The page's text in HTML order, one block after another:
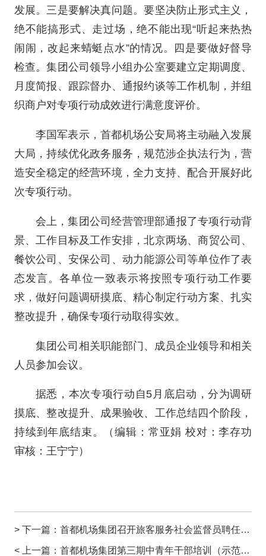
发展。三是要解决真问题。要坚决防止形式主义，
绝不能搞形式、走过场，绝不能出现“听起来热热
闹闹，改起来蜻蜓点水”的情况。四是要做好督导
检查。集团公司领导小组办公室要建立定期调度、
月度简报、跟踪督办、通报约谈等工作机制，并组
织商户对专项行动成效进行满意度评价。
李国军表示，首都机场公安局将主动融入发展
大局，持续优化政务服务，规范涉企执法行为，营
造安全稳定的经营环境，全力支持、配合开展好此
次专项行动。
会上，集团公司经营管理部通报了专项行动背
景、工作目标及工作安排，北京两场、商贸公司、
餐饮公司、安保公司、动力能源公司等单位作了表
态发言。各单位一致表示将按照专项行动工作要
求，做好问题调研摸底、精心制定行动方案、扎实
整改提升，确保专项行动取得实效。
集团公司相关职能部门、成员企业领导和相关
人员参加会议。
据悉，本次专项行动自5月底启动，分为调研
摸底、整改提升、成果验收、工作总结四个阶段，
持续到年底结束。（编辑：常亚娟 校对：李存功
审核：王宁宁）
> 下一篇： 首都机场集团召开旅客服务社会监督员聘任仪式暨意见建议交流会
< 上一篇： 首都机场集团第三期中青年干部培训（示范班）正式开班